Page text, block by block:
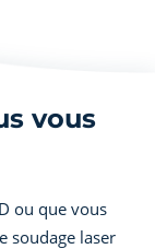
vous
ou que vous
soudage laser